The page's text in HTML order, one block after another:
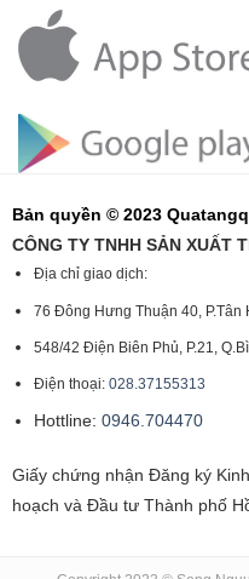
Bản quyền © 2023
CÔNG TY TNHH SẢN XUẤT
Địa chỉ giao dịch:
76 Đông Hưng Thuận 40, P.Tân
548/42 Điện Biên Phủ, P.21,
Điện thoại: 028.37155313
Hottline: 0946.704470
Giấy chứng nhận Đăng ký
hoạch và Đầu tư Thành phố